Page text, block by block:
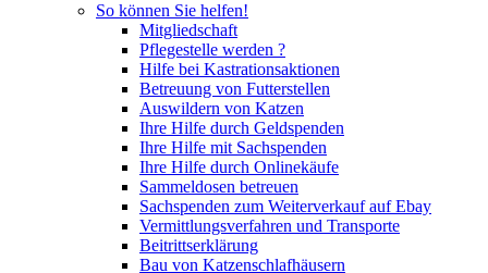
So können Sie helfen!
Mitgliedschaft
Pflegestelle werden ?
Hilfe bei Kastrationsaktionen
Betreuung von Futterstellen
Auswildern von Katzen
Ihre Hilfe durch Geldspenden
Ihre Hilfe mit Sachspenden
Ihre Hilfe durch Onlinekäufe
Sammeldosen betreuen
Sachspenden zum Weiterverkauf auf Ebay
Vermittlungsverfahren und Transporte
Beitrittserklärung
Bau von Katzenschlafhäusern